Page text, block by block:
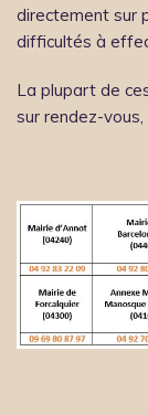
directement sur
difficultés à
La plupart de
sur rendez-